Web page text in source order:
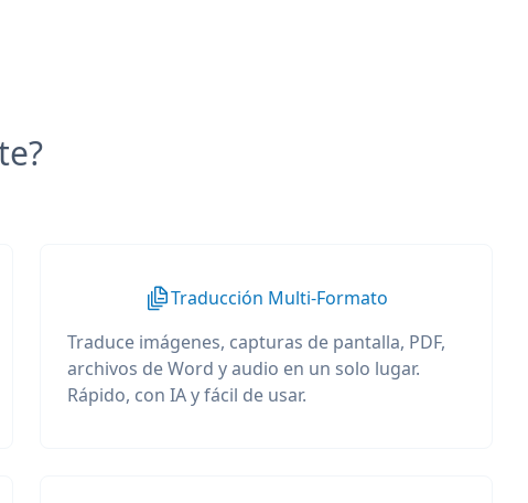
Traducción Multi-Formato
Traduce imágenes, capturas de pantalla, PDF,
archivos de Word y audio en un solo lugar.
Rápido, con IA y fácil de usar.